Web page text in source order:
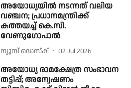
അയോധ്യയില്‍ നടന്നത് വലിയ
വഞ്ചന; പ്രധാനമന്ത്രിക്ക്
കത്തയച്ച് കെ.സി.
വേണുഗോപാല്‍
ന്യൂസ് ഡെസ്ക് 02 Jul 2026
അയോധ്യ രാമക്ഷേത്ര സംഭാവന
തട്ടിപ്പ്; അന്വേഷണം